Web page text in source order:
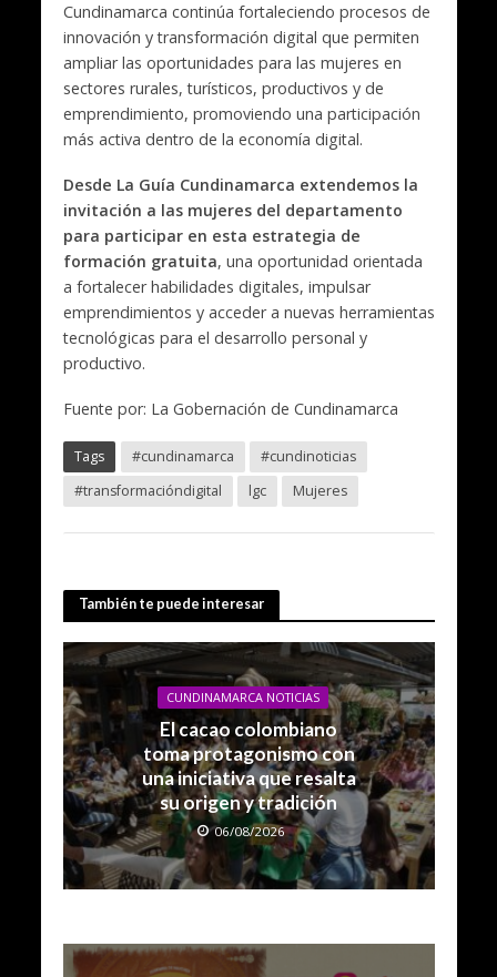
Cundinamarca continúa fortaleciendo procesos de
innovación y transformación digital que permiten
ampliar las oportunidades para las mujeres en
sectores rurales, turísticos, productivos y de
emprendimiento, promoviendo una participación
más activa dentro de la economía digital.
Desde La Guía Cundinamarca extendemos la
invitación a las mujeres del departamento
para participar en esta estrategia de
formación gratuita, una oportunidad orientada
a fortalecer habilidades digitales, impulsar
emprendimientos y acceder a nuevas herramientas
tecnológicas para el desarrollo personal y
productivo.
Fuente por: La Gobernación de Cundinamarca
Tags #cundinamarca
#cundinoticias
#transformacióndigital
lgc Mujeres
También te puede interesar
CUNDINAMARCA NOTICIAS
El cacao colombiano
toma protagonismo con
una iniciativa que resalta
su origen y tradición
06/08/2026